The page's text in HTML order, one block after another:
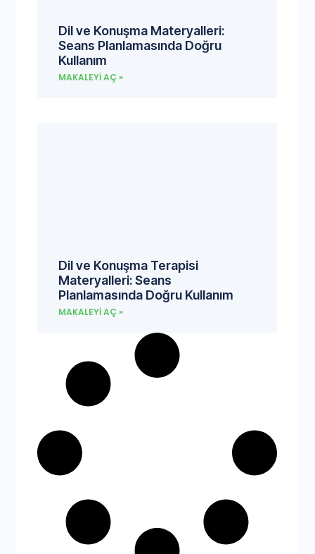
Dil ve Konuşma Materyalleri:
Seans Planlamasında Doğru
Kullanım
MAKALEYI AÇ »
Dil ve Konuşma Terapisi
Materyalleri: Seans
Planlamasında Doğru Kullanım
MAKALEYI AÇ »